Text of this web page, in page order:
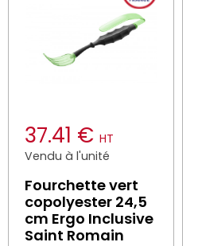
37.41 € HT
Vendu à l'unité
Fourchette vert
copolyester 24,5
cm Ergo Inclusive
Saint Romain